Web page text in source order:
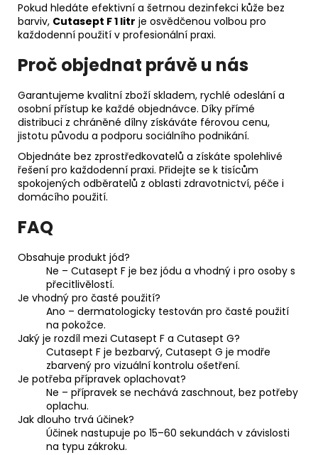
Pokud hledáte efektivní a šetrnou dezinfekci kůže bez
barviv, Cutasept F 1 litr je osvědčenou volbou pro
každodenní použití v profesionální praxi.
Proč objednat právě u nás
Garantujeme kvalitní zboží skladem, rychlé odeslání a
osobní přístup ke každé objednávce. Díky přímé
distribuci z chráněné dílny získáváte férovou cenu,
jistotu původu a podporu sociálního podnikání.
Objednáte bez zprostředkovatelů a získáte spolehlivé
řešení pro každodenní praxi. Přidejte se k tisícům
spokojených odběratelů z oblasti zdravotnictví, péče i
domácího použití.
FAQ
Obsahuje produkt jód?
Ne – Cutasept F je bez jódu a vhodný i pro osoby s
přecitlivělostí.
Je vhodný pro časté použití?
Ano – dermatologicky testován pro časté použití
na pokožce.
Jaký je rozdíl mezi Cutasept F a Cutasept G?
Cutasept F je bezbarvý, Cutasept G je modře
zbarvený pro vizuální kontrolu ošetření.
Je potřeba přípravek oplachovat?
Ne – přípravek se nechává zaschnout, bez potřeby
oplachu.
Jak dlouho trvá účinek?
Účinek nastupuje po 15–60 sekundách v závislosti
na typu zákroku.